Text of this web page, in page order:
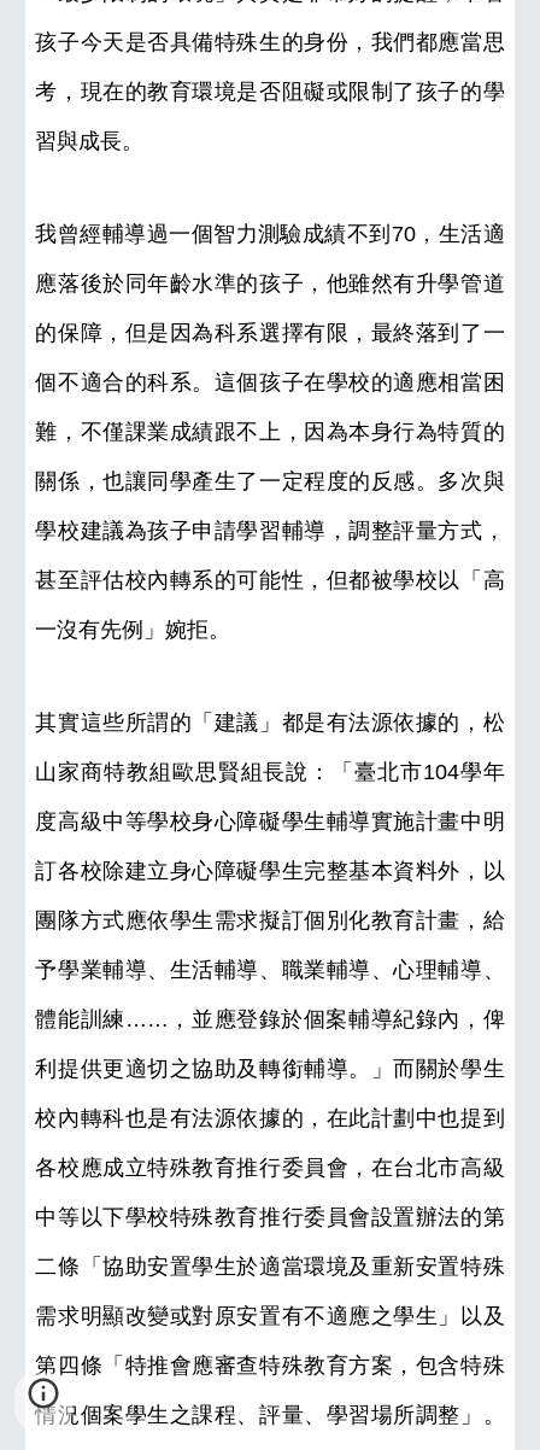
孩子今天是否具備特殊生的身份，我們都應當思
考，現在的教育環境是否阻礙或限制了孩子的學
習與成長。
我曾經輔導過一個智力測驗成績不到70，生活適
應落後於同年齡水準的孩子，他雖然有升學管道
的保障，但是因為科系選擇有限，最終落到了一
個不適合的科系。這個孩子在學校的適應相當困
難，不僅課業成績跟不上，因為本身行為特質的
關係，也讓同學產生了一定程度的反感。多次與
學校建議為孩子申請學習輔導，調整評量方式，
甚至評估校內轉系的可能性，但都被學校以「高
一沒有先例」婉拒。
其實這些所謂的「建議」都是有法源依據的，松
山家商特教組歐思賢組長說：「臺北市104學年
度高級中等學校身心障礙學生輔導實施計畫中明
訂各校除建立身心障礙學生完整基本資料外，以
團隊方式應依學生需求擬訂個別化教育計畫，給
予學業輔導、生活輔導、職業輔導、心理輔導、
體能訓練……，並應登錄於個案輔導紀錄內，俾
利提供更適切之協助及轉銜輔導。」而關於學生
校內轉科也是有法源依據的，在此計劃中也提到
各校應成立特殊教育推行委員會，在台北市高級
中等以下學校特殊教育推行委員會設置辦法的第
二條「協助安置學生於適當環境及重新安置特殊
需求明顯改變或對原安置有不適應之學生」以及
第四條「特推會應審查特殊教育方案，包含特殊
情況個案學生之課程、評量、學習場所調整」。